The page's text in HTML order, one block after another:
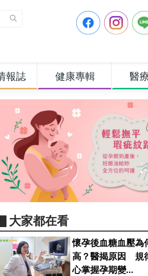
報誌 健康專輯 醫
▋大家都在看
懷孕後血糖血壓為
高？醫揭原因 規
心掌握孕期變...